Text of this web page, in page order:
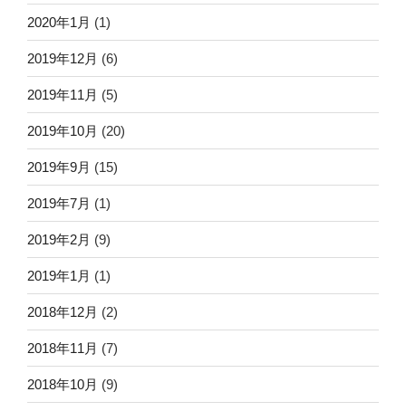
2020年1月 (1)
2019年12月 (6)
2019年11月 (5)
2019年10月 (20)
2019年9月 (15)
2019年7月 (1)
2019年2月 (9)
2019年1月 (1)
2018年12月 (2)
2018年11月 (7)
2018年10月 (9)